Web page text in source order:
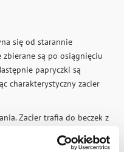
się od starannie
są po osiągnięciu
papryczki są
charakterystyczny zacier
Zacier trafia do beczek z
z wysokiej jakości